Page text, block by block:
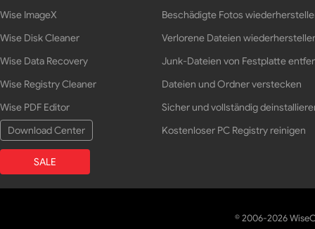
Wise ImageX
Wise Disk Cleaner
Wise Data Recovery
Wise Registry Cleaner
Wise PDF Editor
Download Center
SALE
Beschädigte Fotos
Verlorene Dateien
Junk-Dateien von Festplatte
Dateien und Ordner verstecken
Sicher und vollständig
Kostenloser PC Registry reinigen
© 2006-2026